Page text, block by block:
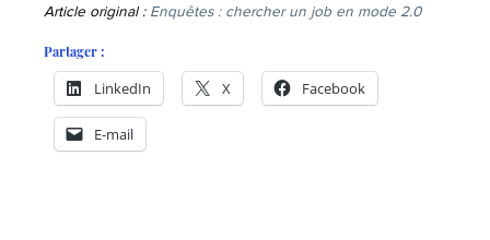
Article original : Enquêtes : chercher un job en mode 2.0
Partager :
LinkedIn X Facebook
E-mail